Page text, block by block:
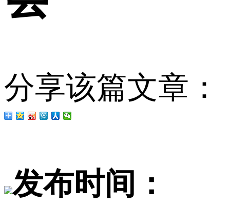
分享该篇文章：
发布时间：